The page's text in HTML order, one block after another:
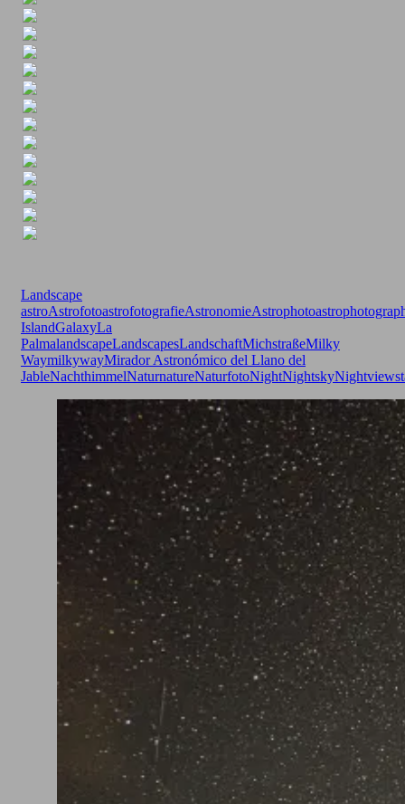
Landscape
astroAstrofotoastrofotografieAstronomieAstrophoto
IslandGalaxyLa
PalmalandscapeLandscapesLandschaftMichstraßeMilky
WaymilkywayMirador Astronómico del Llano del
JableNachthimmelNaturnatureNaturfotoNightNightskyNightview